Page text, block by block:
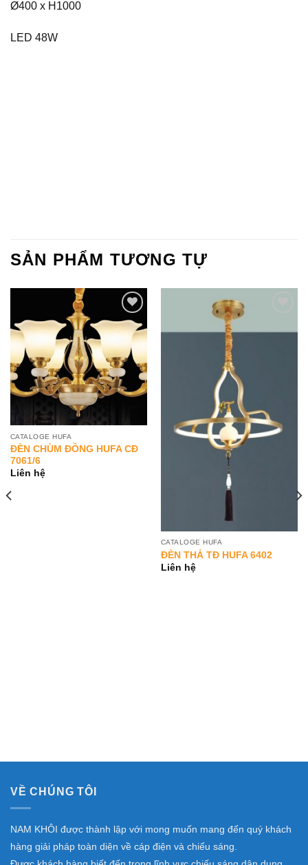
Ø400 x H1000
LED 48W
SẢN PHẨM TƯƠNG TỰ
Add to
Wishlist
CATALOGE HUFA
ĐÈN CHÙM ĐỒNG HUFA CĐ
7061/6
Liên hệ
Wishlist
CATALOGE HUFA
ĐÈN THẢ TĐ HUFA 6402
Liên hệ
VỀ CHÚNG TÔI
NAM KHÔI được thành lập với mong muốn mang đến quý khách
hàng giải pháp toàn diện về cáp điện và chiếu sáng.